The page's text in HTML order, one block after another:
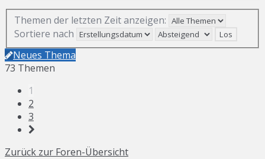
Themen der letzten Zeit anzeigen:
Sortiere nach
Neues Thema
73 Themen
1
2
3
Zurück zur Foren-Übersicht